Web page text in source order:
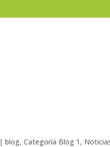
|blog,Categoría Blog 1 ,